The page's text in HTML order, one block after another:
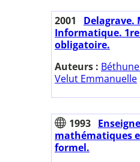
2001
Delagrave.
Informatique.
obligatoire.
Auteurs :
Velut Emmanuelle
1993
mathématiques
formel.